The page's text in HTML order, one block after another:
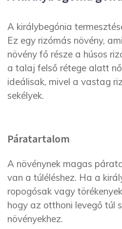
A királybegónia
Ez egy rizómás növény,
növény fő része a húsos
a talaj felső rétege alatt
ideálisak, mivel a vastag
sekélyek.
Páratartalom
A növénynek magas
van a túléléshez. Ha a
ropogósak vagy
hogy az otthoni levegő túl
növényekhez.